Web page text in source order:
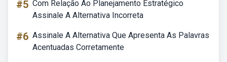
#5 Com Relação Ao Planejamento Estratégico
Assinale A Alternativa Incorreta
#6 Assinale A Alternativa Que Apresenta As Palavras
Acentuadas Corretamente